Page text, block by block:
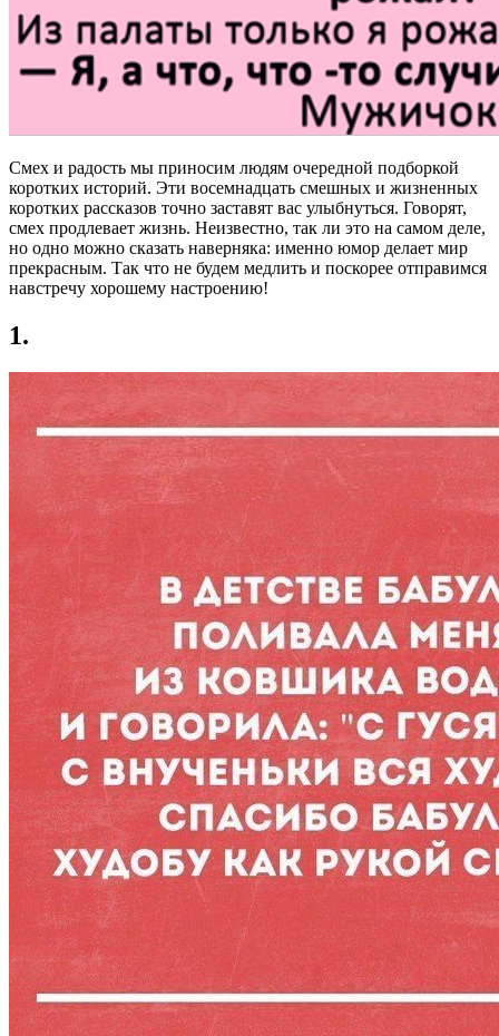
Смех и радость мы приносим людям очередной подборкой
коротких историй. Эти восемнадцать смешных и жизненных
коротких рассказов точно заставят вас улыбнуться. Говорят,
смех продлевает жизнь. Неизвестно, так ли это на самом деле,
но одно можно сказать наверняка: именно юмор делает мир
прекрасным. Так что не будем медлить и поскорее отправимся
навстречу хорошему настроению!
1.